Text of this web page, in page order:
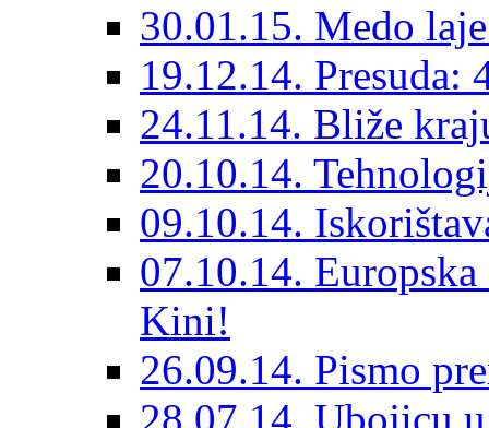
30.01.15. Medo
19.12.14. Presuda:
24.11.14. Bliže
20.10.14.
09.10.14.
07.10.14.
Kini!
26.09.14. Pismo
28.07.14. Ubojicu